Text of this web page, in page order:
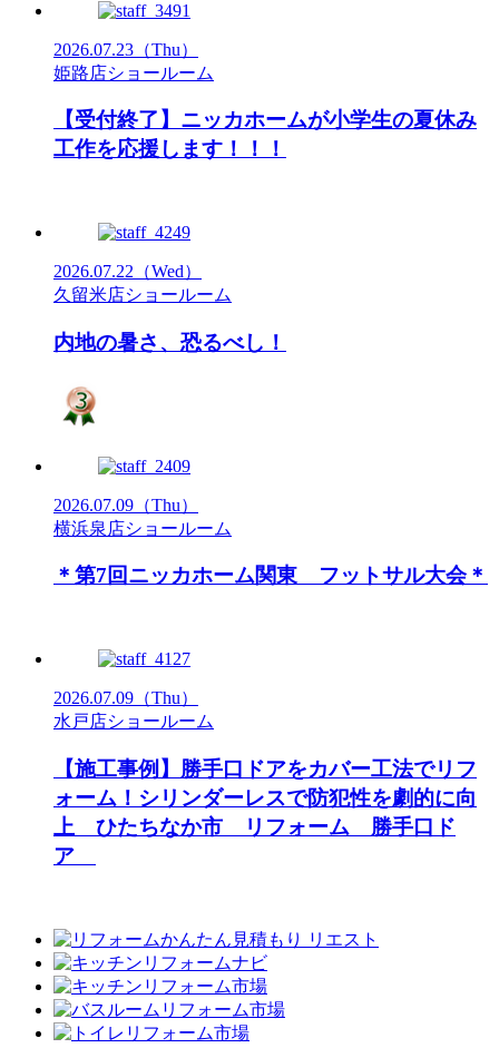
2026.07.23 （Thu）
姫路店ショールーム
【受付終了】ニッカホームが小学生の夏休み
工作を応援します！！！
2026.07.22 （Wed）
久留米店ショールーム
内地の暑さ、恐るべし！
2026.07.09 （Thu）
横浜泉店ショールーム
＊第7回ニッカホーム関東 フットサル大会＊
2026.07.09 （Thu）
水戸店ショールーム
【施工事例】勝手口ドアをカバー工法でリフ
ォーム！シリンダーレスで防犯性を劇的に向
上 ひたちなか市 リフォーム 勝手口ド
ア